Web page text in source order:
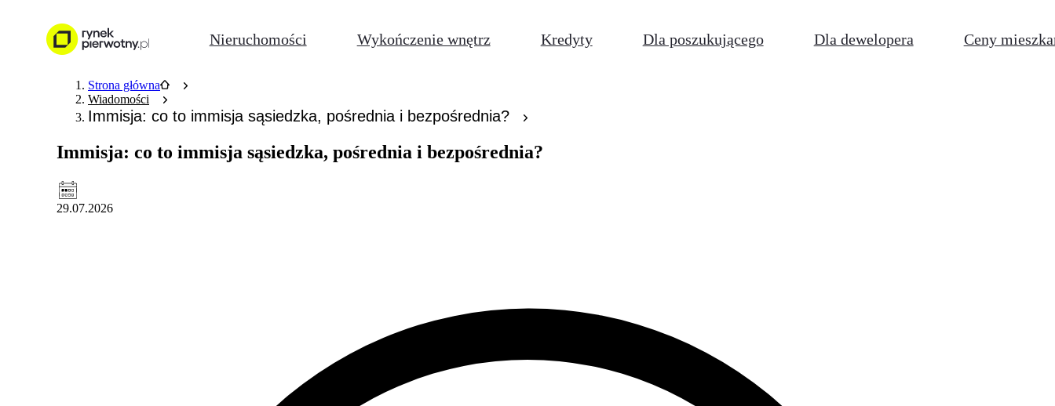
Nieruchomości Wykończenie wnętrz Kredyty Dla poszukującego Dla dewelopera Ceny
Strona główna
Wiadomości
Immisja: co to immisja sąsiedzka, pośrednia i bezpośrednia?
Immisja: co to immisja sąsiedzka, pośrednia i bezpośrednia?
29.07.2026